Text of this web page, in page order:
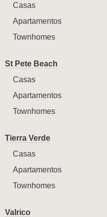
Casas
Apartamentos
Townhomes
St Pete Beach
Casas
Apartamentos
Townhomes
Tierra Verde
Casas
Apartamentos
Townhomes
Valrico